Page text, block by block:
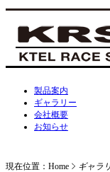
製品案内
ギャラリー
会社概要
お知らせ
現在位置：Home ギャラ